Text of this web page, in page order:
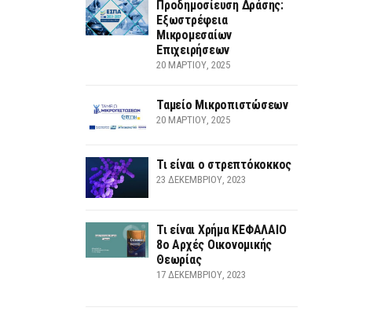
Προδημοσίευση Δράσης:
Εξωστρέφεια
Μικρομεσαίων
Επιχειρήσεων
20 ΜΑΡΤΊΟΥ, 2025
Ταμείο Μικροπιστώσεων
20 ΜΑΡΤΊΟΥ, 2025
Τι είναι ο στρεπτόκοκκος
23 ΔΕΚΕΜΒΡΊΟΥ, 2023
Τι είναι Χρήμα ΚΕΦΑΛΑΙΟ
8ο Αρχές Οικονομικής
Θεωρίας
17 ΔΕΚΕΜΒΡΊΟΥ, 2023